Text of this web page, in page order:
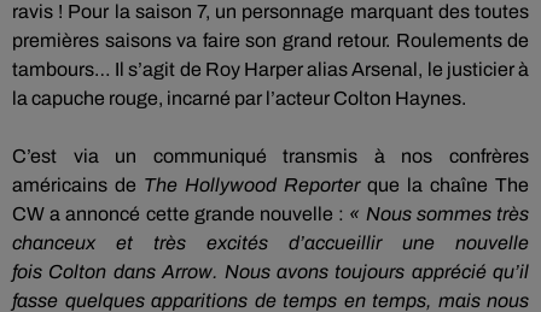
ravis ! Pour la saison 7, un personnage marquant des toutes
premières saisons va faire son grand retour. Roulements de
tambours… Il s’agit de Roy Harper alias Arsenal, le justicier à
la capuche rouge, incarné par l’acteur Colton Haynes.
C’est via un communiqué transmis à nos confrères
américains de The Hollywood Reporterque la chaîne The
CW a annoncé cette grande nouvelle : « Nous sommes très
chanceux et très excités d’accueillir une nouvelle
fois Colton dansArrow. Nous avons toujours apprécié qu’il
fasse quelques apparitions de temps en temps, mais nous